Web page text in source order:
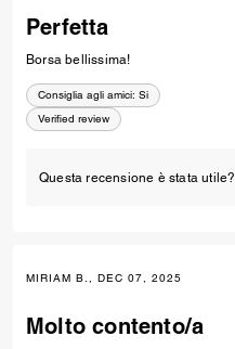
Perfetta
Borsa bellissima!
Consiglia agli amici: Si
Verified review
Questa recensione è stata utile?
MIRIAM B., DEC 07, 2025
Molto contento/a